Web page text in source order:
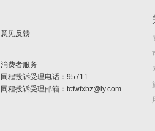
意见反馈
消费者服务
同程投诉受理电话：95711
同程投诉受理邮箱：tcfwfxbz@ly.com